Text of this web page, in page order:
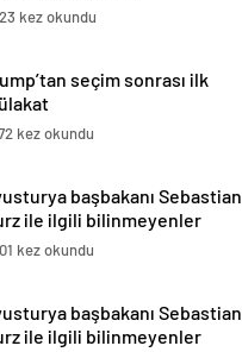
kez okundu
seçim sonrası ilk
kez okundu
başbakanı Sebastian
ile ilgili bilinmeyenler
kez okundu
başbakanı Sebastian
ile ilgili bilinmeyenler